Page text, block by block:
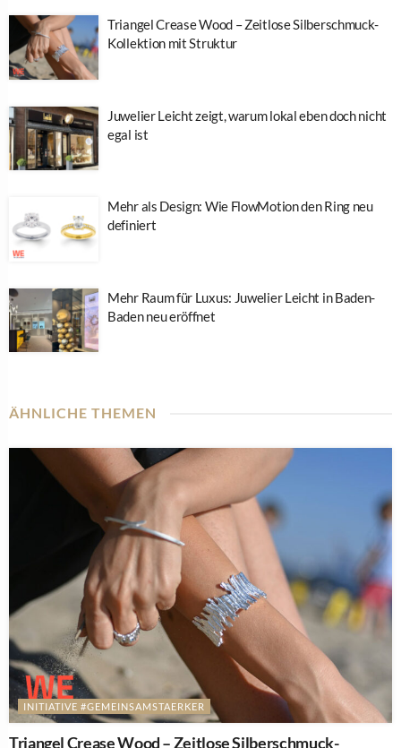
Triangel Crease Wood – Zeitlose Silberschmuck-
Kollektion mit Struktur
Juwelier Leicht zeigt, warum lokal eben doch nicht
egal ist
Mehr als Design: Wie FlowMotion den Ring neu
definiert
Mehr Raum für Luxus: Juwelier Leicht in Baden-
Baden neu eröffnet
ÄHNLICHE THEMEN
INITIATIVE #GEMEINSAMSTAERKER
Triangel Crease Wood – Zeitlose Silberschmuck-